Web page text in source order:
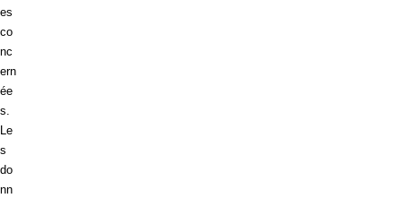
es
co
nc
ern
ée
s.
Le
s
do
nn